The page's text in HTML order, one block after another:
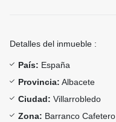
Detalles del inmueble :
País: España
Provincia: Albacete
Ciudad: Villarrobledo
Zona: Barranco Cafetero